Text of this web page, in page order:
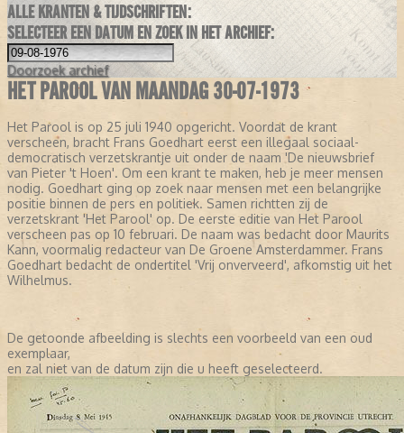
ALLE KRANTEN & TIJDSCHRIFTEN:
SELECTEER EEN DATUM EN ZOEK IN HET ARCHIEF:
Doorzoek archief
HET PAROOL VAN MAANDAG 30-07-1973
Het Parool is op 25 juli 1940 opgericht. Voordat de krant
verscheen, bracht Frans Goedhart eerst een illegaal sociaal-
democratisch verzetskrantje uit onder de naam 'De nieuwsbrief
van Pieter 't Hoen'. Om een krant te maken, heb je meer mensen
nodig. Goedhart ging op zoek naar mensen met een belangrijke
positie binnen de pers en politiek. Samen richtten zij de
verzetskrant 'Het Parool' op. De eerste editie van Het Parool
verscheen pas op 10 februari. De naam was bedacht door Maurits
Kann, voormalig redacteur van De Groene Amsterdammer. Frans
Goedhart bedacht de ondertitel 'Vrij onverveerd', afkomstig uit het
Wilhelmus.
De getoonde afbeelding is slechts een voorbeeld van een oud
exemplaar,
en zal niet van de datum zijn die u heeft geselecteerd.